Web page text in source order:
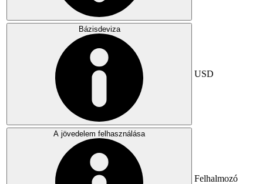
Bázisdeviza
USD
A jövedelem felhasználása
Felhalmozó